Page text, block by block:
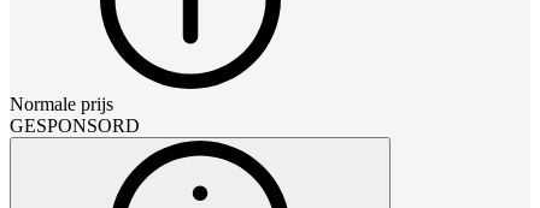
Normale prijs
GESPONSORD